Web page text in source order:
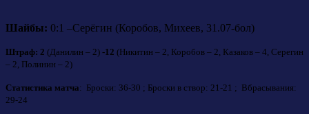
Шайбы: 0:1 –Серёгин (Коробов, Михеев, 31.07-бол)
Штраф: 2 (Данилин – 2) -12 (Никитин – 2, Коробов – 2, Казаков – 4, Серегин
– 2, Полинин – 2)
Статистика матча: Броски: 36-30 ; Броски в створ: 21-21 ; Вбрасывания:
29-24